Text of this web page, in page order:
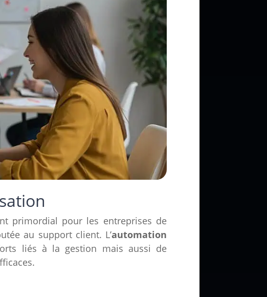
primordial pour les entreprises de
au support client. L’automation
liés à la gestion mais aussi de